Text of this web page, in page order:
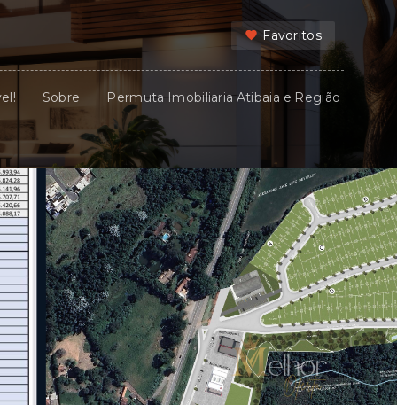
Favoritos
Sobre Permuta Imobiliaria Atibaia e Região